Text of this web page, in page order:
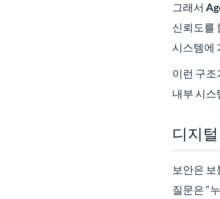
그래서
신뢰도를
시스템에
이런 구조
내부 시스
디지
보안은
질문은 “